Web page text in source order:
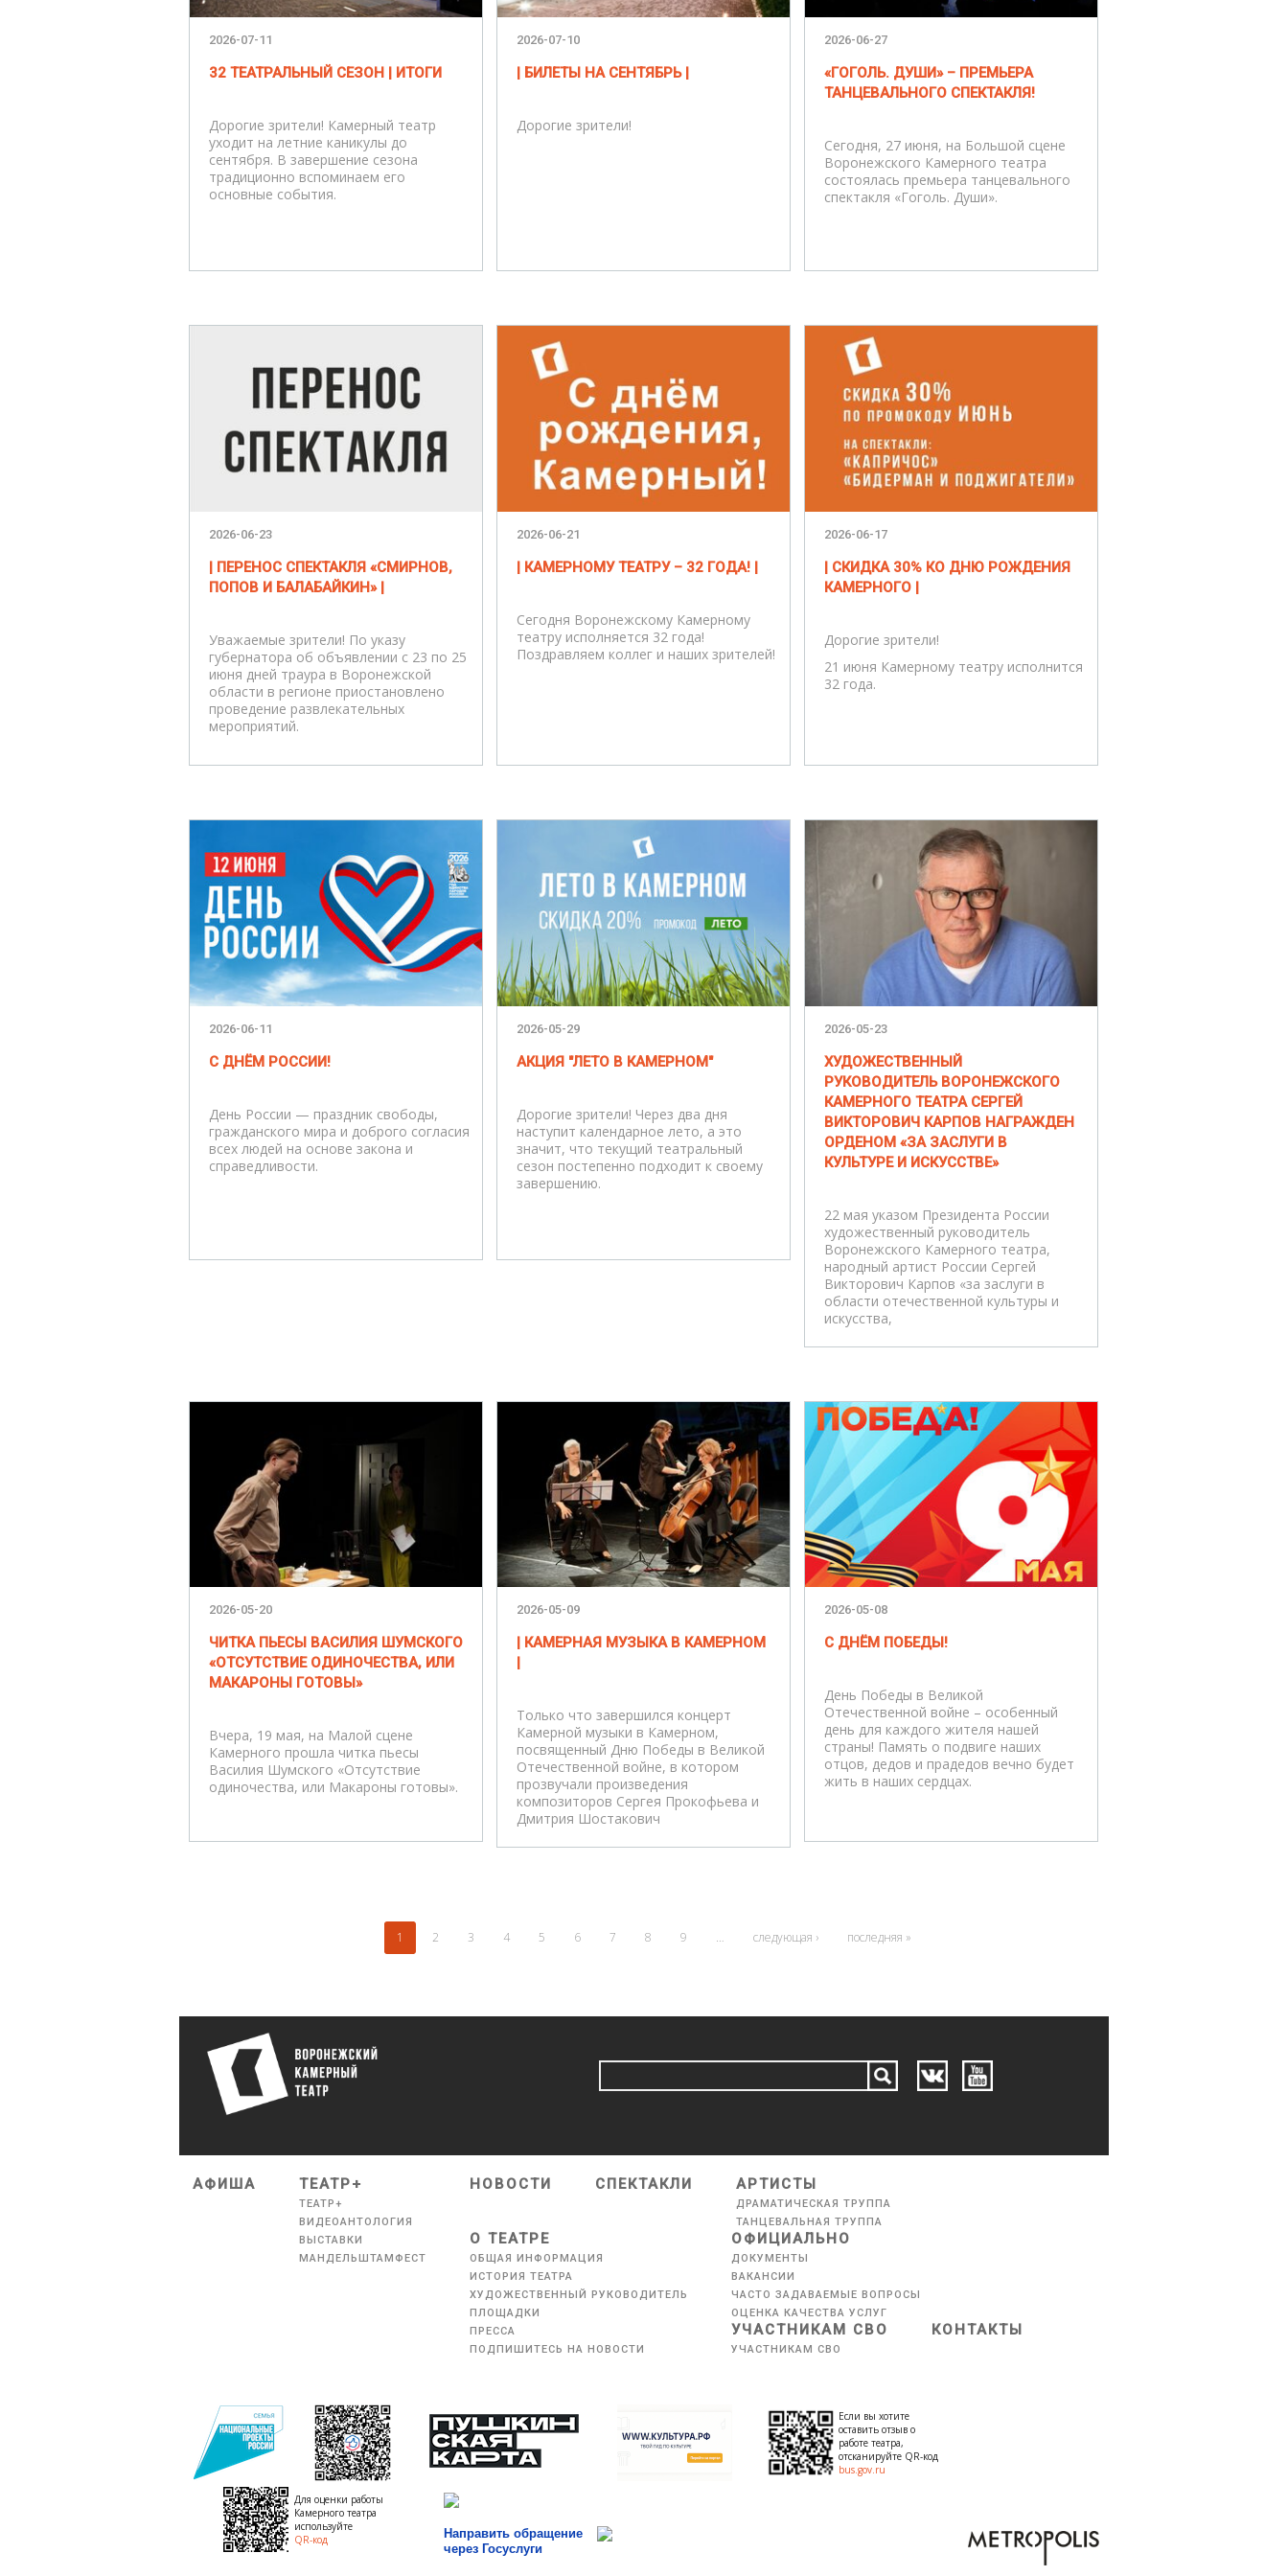
2026-07-11
32 ТЕАТРАЛЬНЫЙ СЕЗОН | ИТОГИ
Дорогие зрители! Камерный театр
уходит на летние каникулы до
сентября. В завершение сезона
традиционно вспоминаем его
основные события.
2026-07-10
| БИЛЕТЫ НА СЕНТЯБРЬ |
Дорогие зрители!
2026-06-27
«ГОГОЛЬ. ДУШИ» – ПРЕМЬЕРА
ТАНЦЕВАЛЬНОГО СПЕКТАКЛЯ!
Сегодня, 27 июня, на Большой сцене
Воронежского Камерного театра
состоялась премьера танцевального
спектакля «Гоголь. Души».
2026-06-23
| ПЕРЕНОС СПЕКТАКЛЯ «СМИРНОВ,
ПОПОВ И БАЛАБАЙКИН» |
Уважаемые зрители! По указу
губернатора об объявлении с 23 по 25
июня дней траура в Воронежской
области в регионе приостановлено
проведение развлекательных
мероприятий.
2026-06-21
| КАМЕРНОМУ ТЕАТРУ – 32 ГОДА! |
Сегодня Воронежскому Камерному
театру исполняется 32 года!
Поздравляем коллег и наших зрителей!
2026-06-17
| СКИДКА 30% КО ДНЮ РОЖДЕНИЯ
КАМЕРНОГО |
Дорогие зрители!
21 июня Камерному театру исполнится
32 года.
2026-06-11
С ДНЁМ РОССИИ!
День России — праздник свободы,
гражданского мира и доброго согласия
всех людей на основе закона и
справедливости.
2026-05-29
АКЦИЯ "ЛЕТО В КАМЕРНОМ"
Дорогие зрители! Через два дня
наступит календарное лето, а это
значит, что текущий театральный
сезон постепенно подходит к своему
завершению.
2026-05-23
ХУДОЖЕСТВЕННЫЙ
РУКОВОДИТЕЛЬ ВОРОНЕЖСКОГО
КАМЕРНОГО ТЕАТРА СЕРГЕЙ
ВИКТОРОВИЧ КАРПОВ НАГРАЖДЕН
ОРДЕНОМ «ЗА ЗАСЛУГИ В
КУЛЬТУРЕ И ИСКУССТВЕ»
22 мая указом Президента России
художественный руководитель
Воронежского Камерного театра,
народный артист России Сергей
Викторович Карпов «за заслуги в
области отечественной культуры и
искусства,
2026-05-20
ЧИТКА ПЬЕСЫ ВАСИЛИЯ ШУМСКОГО
«ОТСУТСТВИЕ ОДИНОЧЕСТВА, ИЛИ
МАКАРОНЫ ГОТОВЫ»
Вчера, 19 мая, на Малой сцене
Камерного прошла читка пьесы
Василия Шумского «Отсутствие
одиночества, или Макароны готовы».
2026-05-09
| КАМЕРНАЯ МУЗЫКА В КАМЕРНОМ
|
Только что завершился концерт
Камерной музыки в Камерном,
посвященный Дню Победы в Великой
Отечественной войне, в котором
прозвучали произведения
композиторов Сергея Прокофьева и
Дмитрия Шостакович
2026-05-08
С ДНЁМ ПОБЕДЫ!
День Победы в Великой
Отечественной войне – особенный
день для каждого жителя нашей
страны! Память о подвиге наших
отцов, дедов и прадедов вечно будет
жить в наших сердцах.
1 2 3 4 5 6 7 8 9 … следующая › последняя »
АФИША ТЕАТР+
ТЕАТР+
ВИДЕОАНТОЛОГИЯ
ВЫСТАВКИ
МАНДЕЛЬШТАМФЕСТ
НОВОСТИ СПЕКТАКЛИ АРТИСТЫ
ДРАМАТИЧЕСКАЯ ТРУППА
ТАНЦЕВАЛЬНАЯ ТРУППА
О ТЕАТРЕ
ОБЩАЯ ИНФОРМАЦИЯ
ИСТОРИЯ ТЕАТРА
ХУДОЖЕСТВЕННЫЙ РУКОВОДИТЕЛЬ
ПЛОЩАДКИ
ПРЕССА
ПОДПИШИТЕСЬ НА НОВОСТИ
ОФИЦИАЛЬНО
ДОКУМЕНТЫ
ВАКАНСИИ
ЧАСТО ЗАДАВАЕМЫЕ ВОПРОСЫ
ОЦЕНКА КАЧЕСТВА УСЛУГ
УЧАСТНИКАМ СВО
УЧАСТНИКАМ СВО
КОНТАКТЫ
Если вы хотите
оставить отзыв о
работе театра,
отсканируйте QR-код
bus.gov.ru
Для оценки работы
Камерного театра
используйте
QR-код
Направить обращение
через Госуслуги